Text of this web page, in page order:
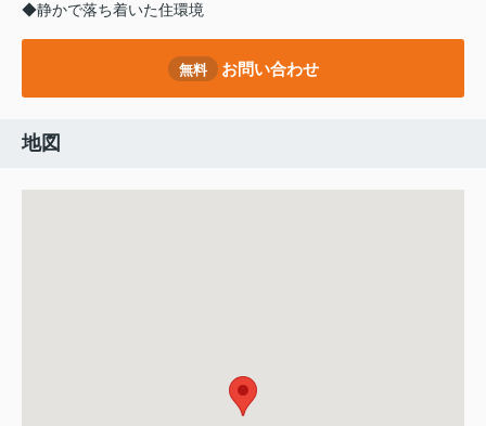
◆静かで落ち着いた住環境
無料 お問い合わせ
地図